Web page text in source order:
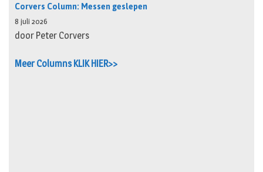
Corvers Column: Messen geslepen
8 juli 2026
door Peter Corvers
Meer Columns KLIK HIER>>